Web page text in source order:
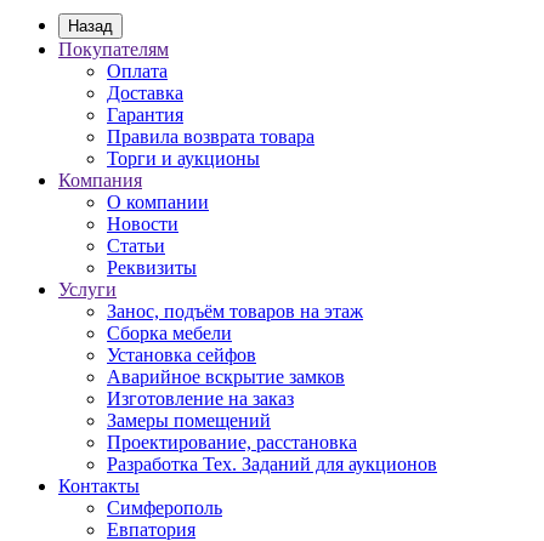
Назад
Покупателям
Оплата
Доставка
Гарантия
Правила возврата товара
Торги и аукционы
Компания
О компании
Новости
Статьи
Реквизиты
Услуги
Занос, подъём товаров на этаж
Сборка мебели
Установка сейфов
Аварийное вскрытие замков
Изготовление на заказ
Замеры помещений
Проектирование, расстановка
Разработка Тех. Заданий для аукционов
Контакты
Симферополь
Евпатория